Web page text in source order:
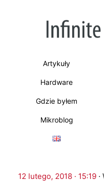
Artykuły
Hardware
Gdzie byłem
Mikroblog
12 lutego, 2018 · 15:19·